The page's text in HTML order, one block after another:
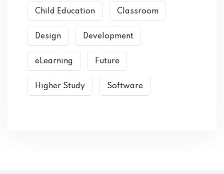
Child Education Classroom
Design Development
eLearning Future
Higher Study Software